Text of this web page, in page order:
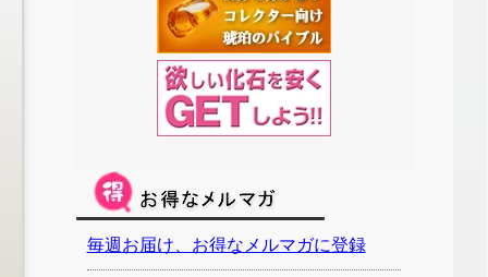
毎週お届け、お得なメルマガに登録